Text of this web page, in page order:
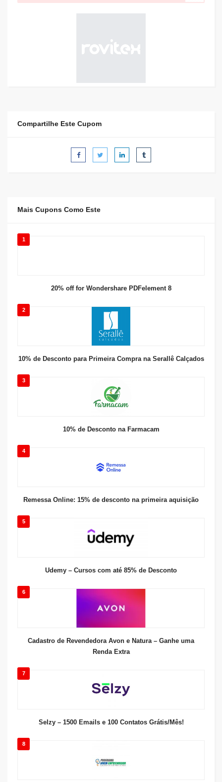
Compartilhe Este Cupom
Mais Cupons Como Este
1
20% off for Wondershare PDFelement 8
2
10% de Desconto para Primeira Compra na Serallê Calçados
3
10% de Desconto na Farmacam
4
Remessa Online: 15% de desconto na primeira aquisição
5
Udemy – Cursos com até 85% de Desconto
6
Cadastro de Revendedora Avon e Natura – Ganhe uma
Renda Extra
7
Selzy – 1500 Emails e 100 Contatos Grátis/Mês!
8